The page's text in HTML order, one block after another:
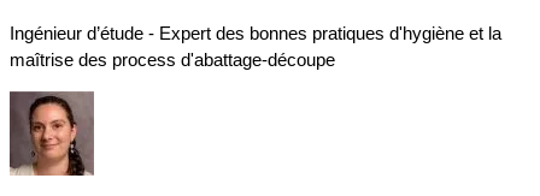
Ingénieur d’étude - Expert des bonnes pratiques d'hygiène et la
maîtrise des process d'abattage-découpe